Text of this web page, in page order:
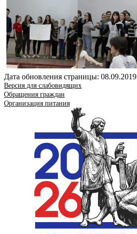
Дата обновления страницы: 08.09.2019
Версия для слабовидящих
Обращения граждан
Организация питания